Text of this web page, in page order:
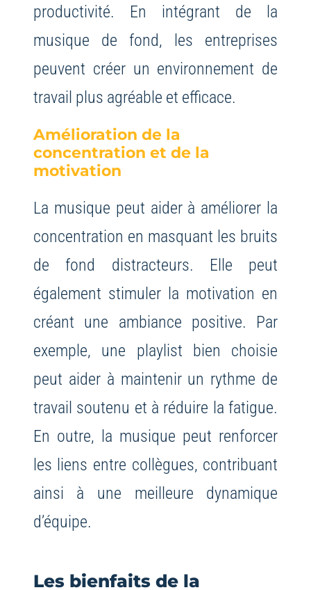
productivité. En intégrant de la
musique de fond, les entreprises
peuvent créer un environnement de
travail plus agréable et efficace.
Amélioration de la
concentration et de la
motivation
La musique peut aider à améliorer la
concentration en masquant les bruits
de fond distracteurs. Elle peut
également stimuler la motivation en
créant une ambiance positive. Par
exemple, une playlist bien choisie
peut aider à maintenir un rythme de
travail soutenu et à réduire la fatigue.
En outre, la musique peut renforcer
les liens entre collègues, contribuant
ainsi à une meilleure dynamique
d’équipe.
Les bienfaits de la